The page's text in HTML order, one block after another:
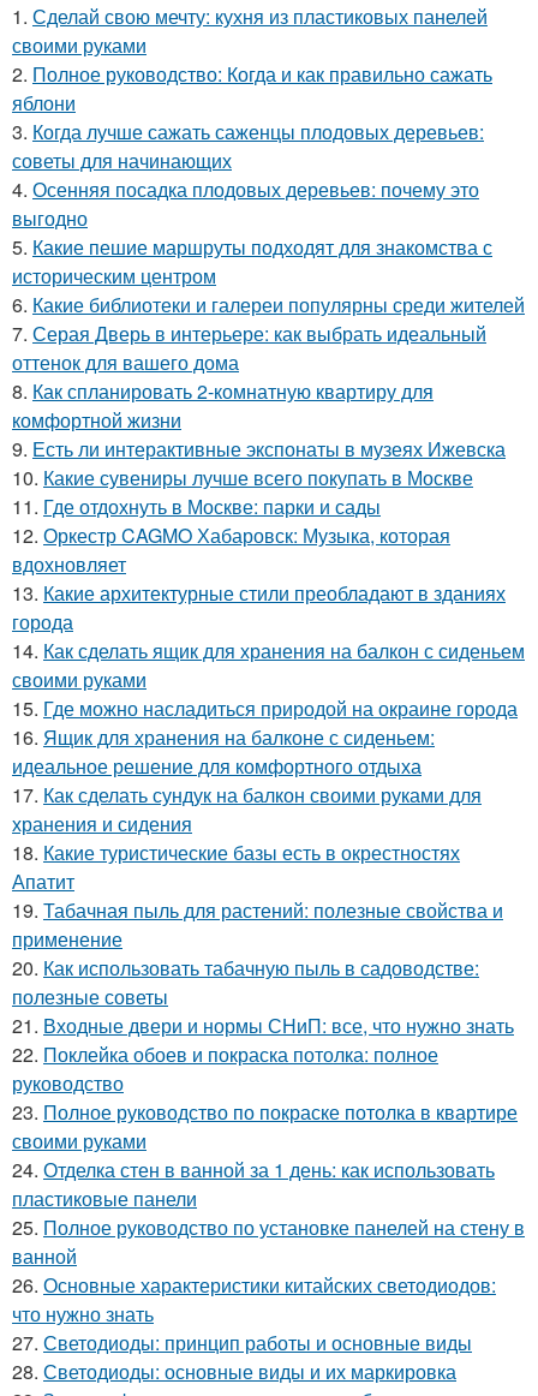
1. Сделай свою мечту: кухня из пластиковых панелей
своими руками
2. Полное руководство: Когда и как правильно сажать
яблони
3. Когда лучше сажать саженцы плодовых деревьев:
советы для начинающих
4. Осенняя посадка плодовых деревьев: почему это
выгодно
5. Какие пешие маршруты подходят для знакомства с
историческим центром
6. Какие библиотеки и галереи популярны среди жителей
7. Серая Дверь в интерьере: как выбрать идеальный
оттенок для вашего дома
8. Как спланировать 2-комнатную квартиру для
комфортной жизни
9. Есть ли интерактивные экспонаты в музеях Ижевска
10. Какие сувениры лучше всего покупать в Москве
11. Где отдохнуть в Москве: парки и сады
12. Оркестр CAGMO Хабаровск: Музыка, которая
вдохновляет
13. Какие архитектурные стили преобладают в зданиях
города
14. Как сделать ящик для хранения на балкон с сиденьем
своими руками
15. Где можно насладиться природой на окраине города
16. Ящик для хранения на балконе с сиденьем:
идеальное решение для комфортного отдыха
17. Как сделать сундук на балкон своими руками для
хранения и сидения
18. Какие туристические базы есть в окрестностях
Апатит
19. Табачная пыль для растений: полезные свойства и
применение
20. Как использовать табачную пыль в садоводстве:
полезные советы
21. Входные двери и нормы СНиП: все, что нужно знать
22. Поклейка обоев и покраска потолка: полное
руководство
23. Полное руководство по покраске потолка в квартире
своими руками
24. Отделка стен в ванной за 1 день: как использовать
пластиковые панели
25. Полное руководство по установке панелей на стену в
ванной
26. Основные характеристики китайских светодиодов:
что нужно знать
27. Светодиоды: принцип работы и основные виды
28. Светодиоды: основные виды и их маркировка